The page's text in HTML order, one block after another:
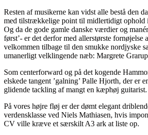
Resten af musikerne kan vidst alle bestå den
med tilstrækkelige point til midlertidigt ophold
Og da de gode gamle danske værdier og
først’- er det derfor med allerstørste fornøjelse
velkommen tilbage til den smukke nordjyske
umanerligt velklingende næb: Margrete
Som centerforward og på det kogende
elskede tangent ’galning’ Palle Hjorth, der er
glidende tackling af mangt en kæphøj guitarist.
På vores højre fløj er der dømt elegant
verdensklasse ved Niels Mathiasen, hvis
CV ville kræve et særskilt A3 ark at liste op.